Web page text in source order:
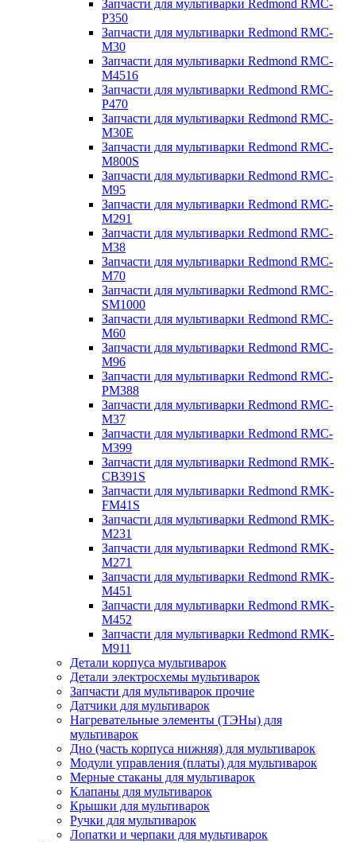
Запчасти для мультиварки Redmond RMC-
P350
Запчасти для мультиварки Redmond RMC-
M30
Запчасти для мультиварки Redmond RMC-
M4516
Запчасти для мультиварки Redmond RMC-
P470
Запчасти для мультиварки Redmond RMC-
M30E
Запчасти для мультиварки Redmond RMC-
M800S
Запчасти для мультиварки Redmond RMC-
M95
Запчасти для мультиварки Redmond RMC-
M291
Запчасти для мультиварки Redmond RMC-
M38
Запчасти для мультиварки Redmond RMC-
M70
Запчасти для мультиварки Redmond RMC-
SM1000
Запчасти для мультиварки Redmond RMC-
M60
Запчасти для мультиварки Redmond RMC-
M96
Запчасти для мультиварки Redmond RMC-
PM388
Запчасти для мультиварки Redmond RMC-
M37
Запчасти для мультиварки Redmond RMC-
M399
Запчасти для мультиварки Redmond RMK-
CB391S
Запчасти для мультиварки Redmond RMK-
FM41S
Запчасти для мультиварки Redmond RMK-
M231
Запчасти для мультиварки Redmond RMK-
M271
Запчасти для мультиварки Redmond RMK-
M451
Запчасти для мультиварки Redmond RMK-
M452
Запчасти для мультиварки Redmond RMK-
M911
Детали корпуса мультиварок
Детали электросхемы мультиварок
Запчасти для мультиварок прочие
Датчики для мультиварок
Нагревательные элементы (ТЭНы) для
мультиварок
Дно (часть корпуса нижняя) для мультиварок
Модули управления (платы) для мультиварок
Мерные стаканы для мультиварок
Клапаны для мультиварок
Крышки для мультиварок
Ручки для мультиварок
Лопатки и черпаки для мультиварок